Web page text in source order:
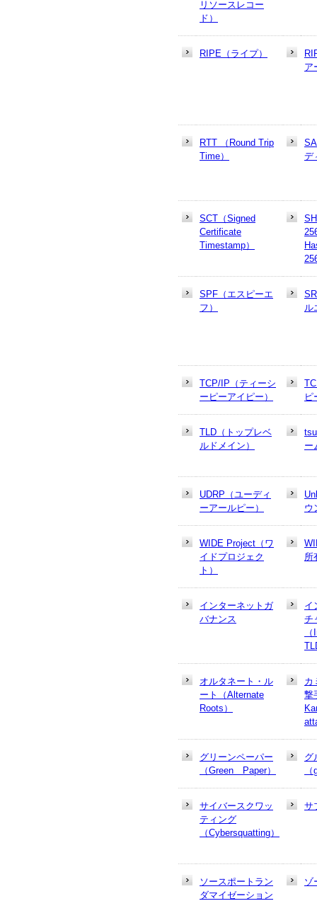
リソースレコー
ド）
RIPE（ライプ）
ア
RTT （Round Trip
Time）
デ
SCT（Signed
Certificate
Timestamp）
SPF（エスピーエ
フ）
ル
TCP/IP（ティーシ
ーピーアイピー）
ピ
TLD（トップレベ
ルドメイン）
ー
UDRP（ユーディ
ーアールピー）
ウ
WIDE Project（ワ
イドプロジェク
ト）
所
インターネットガ
バナンス
イ
チ
オルタネート・ル
ート（Alternate
Roots）
カ
撃
グリーンペーパー
（Green Paper）
グ
サイバースクワッ
ティング
（Cybersquatting）
サ
ソースポートラン
ダマイゼーション
ゾ